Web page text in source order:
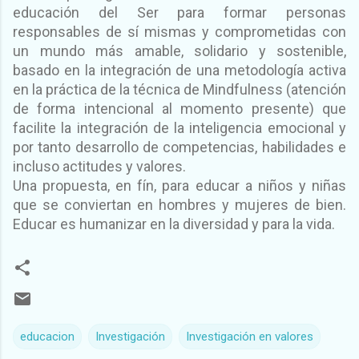
educación del Ser para formar personas
responsables de sí mismas y comprometidas con
un mundo más amable, solidario y sostenible,
basado en la integración de una metodología activa
en la práctica de la técnica de Mindfulness (atención
de forma intencional al momento presente) que
facilite la integración de la inteligencia emocional y
por tanto desarrollo de competencias, habilidades e
incluso actitudes y valores.
Una propuesta, en fín, para educar a niños y niñas
que se conviertan en hombres y mujeres de bien.
Educar es humanizar en la diversidad y para la vida.
educacion Investigación Investigación en valores